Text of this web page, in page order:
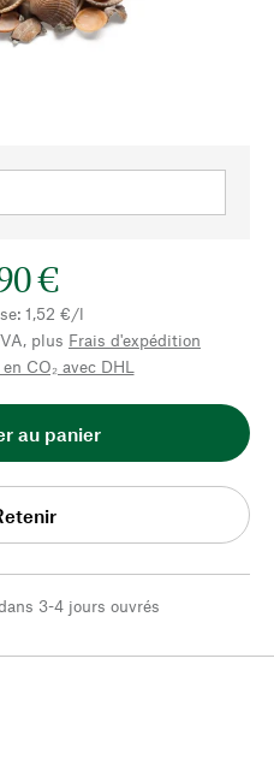
€
1,52 €/l
plus Frais d'expédition
CO₂ avec DHL
au panier
3-4 jours ouvrés